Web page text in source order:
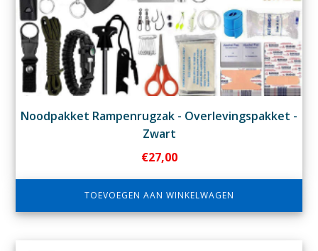
Noodpakket Rampenrugzak - Overlevingspakket -
Zwart
€27,00
TOEVOEGEN AAN WINKELWAGEN